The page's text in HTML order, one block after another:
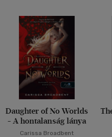
Daughter of No Worlds
- A hontalanság lánya
Carissa Broadbent